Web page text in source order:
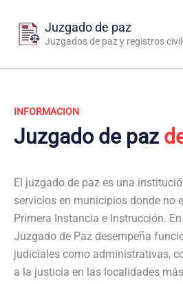
contenido
Juzgado de paz
Juzgados de paz y registros
INFORMACION
Juzgado de paz
El juzgado de paz es una
servicios en municipios donde no
Primera Instancia e Instrucción.
Juzgado de Paz desempeña
judiciales como administrativas,
a la justicia en las localidades